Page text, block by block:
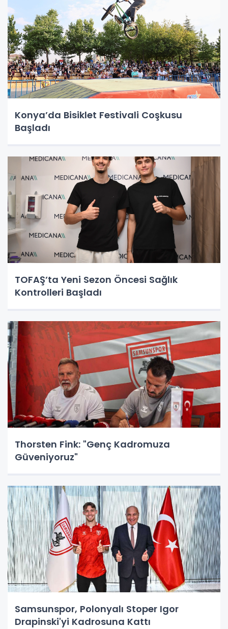
Konya’da Bisiklet Festivali Coşkusu
Başladı
TOFAŞ’ta Yeni Sezon Öncesi Sağlık
Kontrolleri Başladı
Thorsten Fink: "Genç Kadromuza
Güveniyoruz"
Samsunspor, Polonyalı Stoper Igor
Drapinski'yi Kadrosuna Kattı